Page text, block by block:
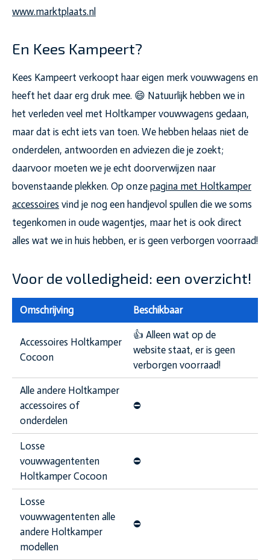
www.marktplaats.nl
En Kees Kampeert?
Kees Kampeert verkoopt haar eigen merk vouwwagens en
heeft het daar erg druk mee. 😄 Natuurlijk hebben we in
het verleden veel met Holtkamper vouwwagens gedaan,
maar dat is echt iets van toen. We hebben helaas niet de
onderdelen, antwoorden en adviezen die je zoekt;
daarvoor moeten we je echt doorverwijzen naar
bovenstaande plekken. Op onze pagina met Holtkamper
accessoires vind je nog een handjevol spullen die we soms
tegenkomen in oude wagentjes, maar het is ook direct
alles wat we in huis hebben, er is geen verborgen voorraad!
Voor de volledigheid: een overzicht!
Omschrijving Beschikbaar
Accessoires Holtkamper
Cocoon
👍 Alleen wat op de
website staat, er is geen
verborgen voorraad!
Alle andere Holtkamper
accessoires of
onderdelen
⛔️
Losse
vouwwagententen
Holtkamper Cocoon
⛔️
Losse
vouwwagententen alle
andere Holtkamper
modellen
⛔️